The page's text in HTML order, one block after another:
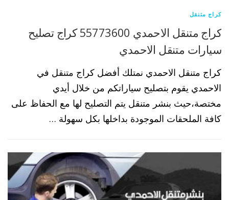
كراج متنقل
كراج متنقل الاحمدي 55773600 كراج تصليح
سيارات متنقل الاحمدي
كراج متنقل الاحمدي نمتلك أفضل كراج متنقل في
الاحمدي يقوم بتصليح سياراتكم من خلال أيدي
مختصة،حيث بنشر متنقل يتم التصليح لها مع الحفاظ على
كافة الملحقات الموجودة بداخلها بكل سهولة …